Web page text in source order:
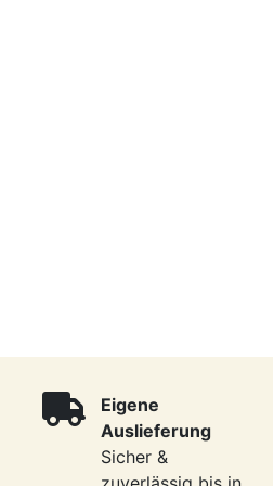
Eigene
Auslieferung
Sicher &